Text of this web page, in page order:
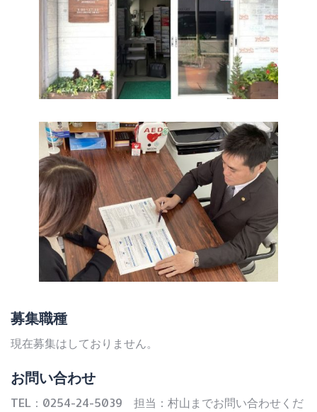
募集職種
現在募集はしておりません。
お問い合わせ
TEL：0254-24-5039 担当：村山までお問い合わせくだ